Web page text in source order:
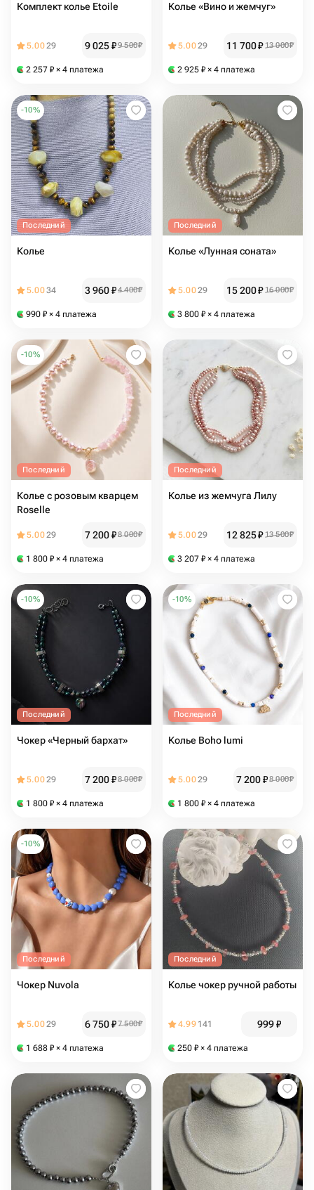
Комплект колье Etoile
5.0029 9 025₽9 500₽
2 257 ₽ × 4 платежа
Колье «Вино и жемчуг»
5.0029 11 700₽ 13 000₽
2 925 ₽ × 4 платежа
-10%
Последний
Колье
5.0034 3 960₽4 400₽
990 ₽ × 4 платежа
Последний
Колье «Лунная соната»
5.0029 15 200₽ 16 000₽
3 800 ₽ × 4 платежа
-10%
Последний
Колье с розовым кварцем
Roselle
5.0029 7 200₽8 000₽
1 800 ₽ × 4 платежа
Последний
Колье из жемчуга Лилу
5.0029 12 825₽ 13 500₽
3 207 ₽ × 4 платежа
-10%
Последний
Чокер «Черный бархат»
5.0029 7 200₽8 000₽
1 800 ₽ × 4 платежа
-10%
Последний
Колье Boho lumi
5.0029 7 200₽8 000₽
1 800 ₽ × 4 платежа
-10%
Последний
Чокер Nuvola
5.0029 6 750₽7 500₽
1 688 ₽ × 4 платежа
Последний
Колье чокер ручной работы
4.99 141 999₽
250 ₽ × 4 платежа